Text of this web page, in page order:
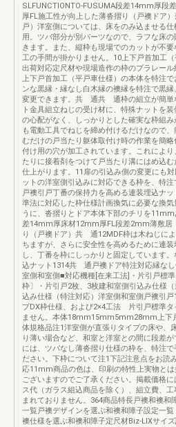
SLFUNCTIONTO-FUSUMA段差14mm厚段
厚FL施工性が向上した薄沓摺り（戸襖ドア
戸）洋室側については、床をのみ込ませる
用。ツバ部分が別パーツなので、ラフな床
きます。また、縦枠も現場でのカットが不
工の手間が掛かりません。10上下戸首加工
出荷対応定尺材や現場造作の枠のプラレー
上下戸首加工（平戸車仕様）の本体を特注
ンな黒縁・縁なし白木縁の襖縁を特注で黒
変更できます。共 通共 通枠の組立が簡単
ト金具組立ねじの受け材に、特殊ナットを
の心配がなく、しっかりとした確実な枠組
も電動工具でねじを締め付けるだけなので
むだけの戸当たり躯体取付け時の作業を簡
付け用の穴が加工されています。これによ
たりに接着剤をつけて戸当たり溝にはめ込
仕上がります。11扉の引込み側の変更にも
ットの洋室側引込みに対応できる枠を、特注
戸襖引戸丁番の保持力を高める連装埋込ナ
準法に対応した枠仕様計画換気に必要な換気
うに、沓摺りとドア本体下部のチリを
差14mm厚床材12mm厚FL段差2mm薄敷居
り（戸襖ドア）共 通12MDF枠は木ねじに
ちますが、さらに安全性を高めるために連
し、丁番を枠にしっかりと固定しています
込ナット1314共 通戸襖ドア特注対応縁な
室側和室側■対応機種[在来工法]・片引戸標
枠〕・片引戸2枚、3枚建和室側引込み仕様
込み仕様（特注対応）洋室側和室側戸襖引
プDX枠仕様、および2×4工法 片引戸標準タ
ません。本体18mm15mm5mm28mm上下
体規格品注1洋室側が直張りタイプの床や、
り薄い場合など、和室と洋室との間に段差
には、ツバなし薄沓摺り仕様の枠を、特注で
ださい。下枠について注1下記注意点をお読
応11mm商品の色は、印刷の特性上実物と
ございますのでご了承ください。掲載価格に
ス代（ガラス組込商品を除く）、組立費、
まれておりません。364商品特長戸襖和襖和
一覧戸襖デザインを選ぶ和襖和障子設定一
襖仕様を選ぶ和襖和障子定尺材Biz-LIXサイ